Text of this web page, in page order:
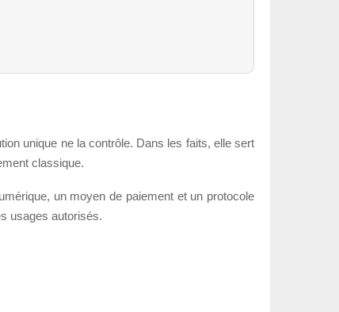
unique ne la contrôle. Dans les faits, elle sert
classique.
un moyen de paiement et un protocole
usages autorisés.